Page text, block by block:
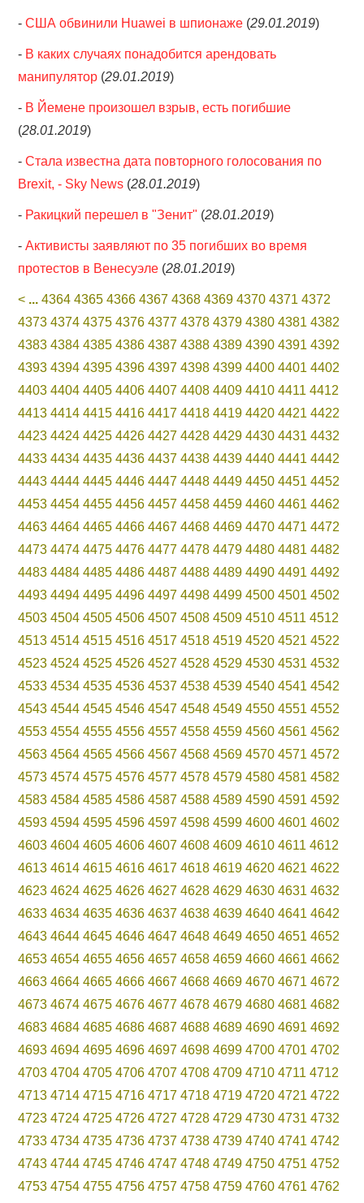
-США обвинили Huawei в шпионаже (29.01.2019)
- В каких случаях понадобится арендовать
манипулятор (29.01.2019)
- В Йемене произошел взрыв, есть погибшие
(28.01.2019)
-Стала известна дата повторного голосования по
Brexit, - Sky News (28.01.2019)
- Ракицкий перешел в "Зенит" (28.01.2019)
-Активисты заявляют по 35 погибших во время
протестов в Венесуэле (28.01.2019)
< ... 4364 4365 4366 4367 4368 4369 4370 4371 4372
4373 4374 4375 4376 4377 4378 4379 4380 4381 4382
4383 4384 4385 4386 4387 4388 4389 4390 4391 4392
4393 4394 4395 4396 4397 4398 4399 4400 4401 4402
4403 4404 4405 4406 4407 4408 4409 4410 4411 4412
4413 4414 4415 4416 4417 4418 4419 4420 4421 4422
4423 4424 4425 4426 4427 4428 4429 4430 4431 4432
4433 4434 4435 4436 4437 4438 4439 4440 4441 4442
4443 4444 4445 4446 4447 4448 4449 4450 4451 4452
4453 4454 4455 4456 4457 4458 4459 4460 4461 4462
4463 4464 4465 4466 4467 4468 4469 4470 4471 4472
4473 4474 4475 4476 4477 4478 4479 4480 4481 4482
4483 4484 4485 4486 4487 4488 4489 4490 4491 4492
4493 4494 4495 4496 4497 4498 4499 4500 4501 4502
4503 4504 4505 4506 4507 4508 4509 4510 4511 4512
4513 4514 4515 4516 4517 4518 4519 4520 4521 4522
4523 4524 4525 4526 4527 4528 4529 4530 4531 4532
4533 4534 4535 4536 4537 4538 4539 4540 4541 4542
4543 4544 4545 4546 4547 4548 4549 4550 4551 4552
4553 4554 4555 4556 4557 4558 4559 4560 4561 4562
4563 4564 4565 4566 4567 4568 4569 4570 4571 4572
4573 4574 4575 4576 4577 4578 4579 4580 4581 4582
4583 4584 4585 4586 4587 4588 4589 4590 4591 4592
4593 4594 4595 4596 4597 4598 4599 4600 4601 4602
4603 4604 4605 4606 4607 4608 4609 4610 4611 4612
4613 4614 4615 4616 4617 4618 4619 4620 4621 4622
4623 4624 4625 4626 4627 4628 4629 4630 4631 4632
4633 4634 4635 4636 4637 4638 4639 4640 4641 4642
4643 4644 4645 4646 4647 4648 4649 4650 4651 4652
4653 4654 4655 4656 4657 4658 4659 4660 4661 4662
4663 4664 4665 4666 4667 4668 4669 4670 4671 4672
4673 4674 4675 4676 4677 4678 4679 4680 4681 4682
4683 4684 4685 4686 4687 4688 4689 4690 4691 4692
4693 4694 4695 4696 4697 4698 4699 4700 4701 4702
4703 4704 4705 4706 4707 4708 4709 4710 4711 4712
4713 4714 4715 4716 4717 4718 4719 4720 4721 4722
4723 4724 4725 4726 4727 4728 4729 4730 4731 4732
4733 4734 4735 4736 4737 4738 4739 4740 4741 4742
4743 4744 4745 4746 4747 4748 4749 4750 4751 4752
4753 4754 4755 4756 4757 4758 4759 4760 4761 4762